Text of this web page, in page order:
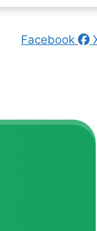
Facebook